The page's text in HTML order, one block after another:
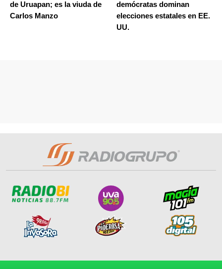
de Uruapan; es la viuda de
Carlos Manzo
demócratas dominan
elecciones estatales en EE.
UU.